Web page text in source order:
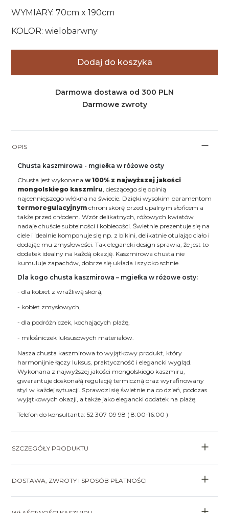
WYMIARY: 70cm x 190cm
KOLOR: wielobarwny
Dodaj do koszyka
Darmowa dostawa od 300 PLN
Darmowe zwroty
OPIS
Chusta kaszmirowa - mgiełka w różowe osty
Chusta jest wykonana w 100% z najwyższej jakości
mongolskiego kaszmiru, cieszącego się opinią
najcenniejszego włókna na świecie. Dzięki wysokim paramentom
termoregulacyjnym chroni skórę przed upalnym słońcem a
także przed chłodem. Wzór delikatnych, różowych kwiatów
nadaje chuście subtelności i kobiecości. Świetnie prezentuje się na
ciele i idealnie komponuje się np. z bikini, delikatnie otulając ciało i
dodając mu zmysłowości. Tak elegancki design sprawia, że jest to
dodatek idealny na każdą okazję. Kaszmirowa chusta nie
kumuluje zapachów, dobrze się układa i szybko schnie.
Dla kogo chusta kaszmirowa – mgiełka w różowe osty:
- dla kobiet z wrażliwą skórą,
- kobiet zmysłowych,
- dla podróżniczek, kochających plażę,
- miłośniczek luksusowych materiałów.
Nasza chusta kaszmirowa to wyjątkowy produkt, który
harmonijnie łączy luksus, praktyczność i elegancki wygląd.
Wykonana z najwyższej jakości mongolskiego kaszmiru,
gwarantuje doskonałą regulację termiczną oraz wyrafinowany
styl w każdej sytuacji. Sprawdzi się świetnie na co dzień, podczas
wyjątkowych okazji, a także jako elegancki dodatek na plażę.
Telefon do konsultanta: 52 307 09 98 ( 8:00-16:00 )
SZCZEGÓŁY PRODUKTU
DOSTAWA, ZWROTY I SPOSÓB PŁATNOŚCI